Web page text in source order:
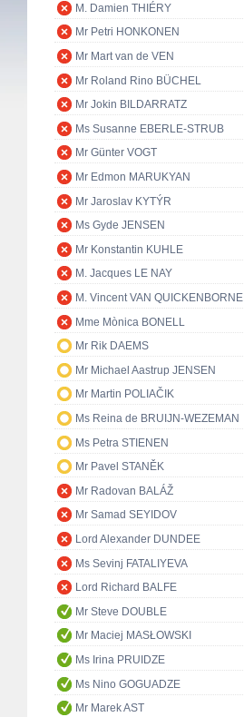
M. Damien THIÉRY
Mr Petri HONKONEN
Mr Mart van de VEN
Mr Roland Rino BÜCHEL
Mr Jokin BILDARRATZ
Ms Susanne EBERLE-STRUB
Mr Günter VOGT
Mr Edmon MARUKYAN
Mr Jaroslav KYTÝR
Ms Gyde JENSEN
Mr Konstantin KUHLE
M. Jacques LE NAY
M. Vincent VAN QUICKENBORNE
Mme Mònica BONELL
Mr Rik DAEMS
Mr Michael Aastrup JENSEN
Mr Martin POLIAČIK
Ms Reina de BRUIJN-WEZEMAN
Ms Petra STIENEN
Mr Pavel STANĚK
Mr Radovan BALÁŽ
Mr Samad SEYIDOV
Lord Alexander DUNDEE
Ms Sevinj FATALIYEVA
Lord Richard BALFE
Mr Steve DOUBLE
Mr Maciej MASŁOWSKI
Ms Irina PRUIDZE
Ms Nino GOGUADZE
Mr Marek AST